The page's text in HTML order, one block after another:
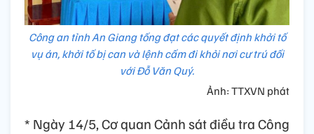
Công an tỉnh An Giang tống đạt các quyết định khởi tố
vụ án, khởi tố bị can và lệnh cấm đi khỏi nơi cư trú đối
với Đỗ Văn Quý.
Ảnh: TTXVN phát
* Ngày 14/5, Cơ quan Cảnh sát điều tra Công